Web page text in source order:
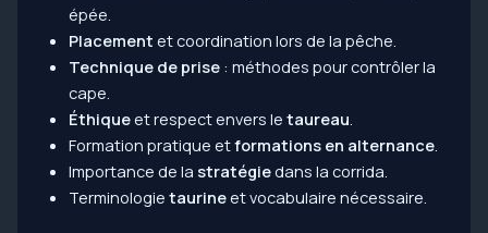
épée.
Placement et coordination lors de la pêche.
Technique de prise: méthodes pour contrôler la
cape.
Éthiqueet respect envers le taureau
Formation pratique etformations en alternance.
Importance de la stratégiedans la corrida.
Terminologie taurineet vocabulaire nécessaire.